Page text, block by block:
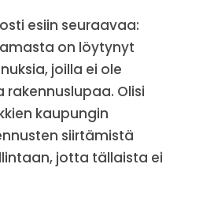
esiin seuraavaa:
on löytynyt
joilla ei ole
Olisi
kaupungin
siirtämistä
jotta tällaista ei